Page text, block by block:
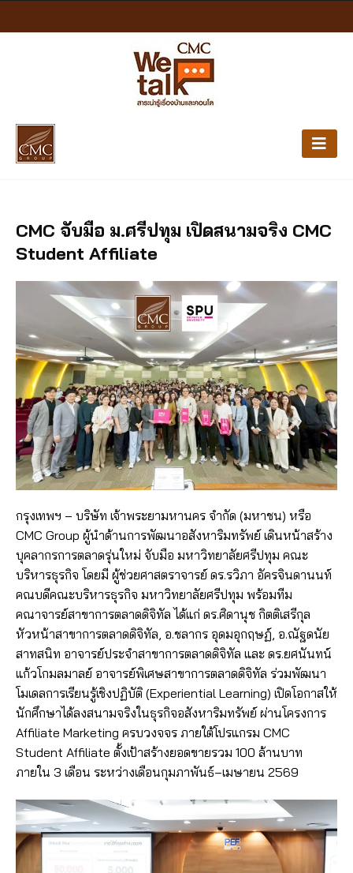
CMC จับมือ ม.ศรีปทุม เปิดสนามจริง CMC
Student Affiliate
​​กรุงเทพฯ – บริษัท เจ้าพระยามหานคร จำกัด (มหาชน) หรือ
CMC Group ผู้นำด้านการพัฒนาอสังหาริมทรัพย์ เดินหน้าสร้าง
บุคลากรการตลาดรุ่นใหม่ จับมือ มหาวิทยาลัยศรีปทุม คณะ
บริหารธุรกิจ โดยมี ​​ผู้ช่วยศาสตราจารย์ ดร.รวิภา อัครจินดานนท์​​
คณบดีคณะบริหารธุรกิจ มหาวิทยาลัยศรีปทุม พร้อมทีม
คณาจารย์สาขาการตลาดดิจิทัล ได้แก่ ดร.ศิดานุช กิตติเสรีกุล
หัวหน้าสาขาการตลาดดิจิทัล, อ.ชลากร อุดมอุกฤษฏ์, อ.ณัฐดนัย
สาทสนิท อาจารย์ประจำสาขาการตลาดดิจิทัล และ ดร.ยศนันทน์
แก้วโกมลมาลย์ อาจารย์พิเศษสาขาการตลาดดิจิทัล ร่วมพัฒนา
โมเดลการเรียนรู้เชิงปฏิบัติ (Experiential Learning) เปิดโอกาสให้
นักศึกษาได้ลงสนามจริงในธุรกิจอสังหาริมทรัพย์ ผ่านโครงการ
Affiliate Marketing ครบวงจจร ภายใต้โปรแกรม CMC
Student Affiliate ตั้งเป้าสร้างยอดขายรวม 100 ล้านบาท
ภายใน 3 เดือน ระหว่างเดือนกุมภาพันธ์–เมษายน 2569